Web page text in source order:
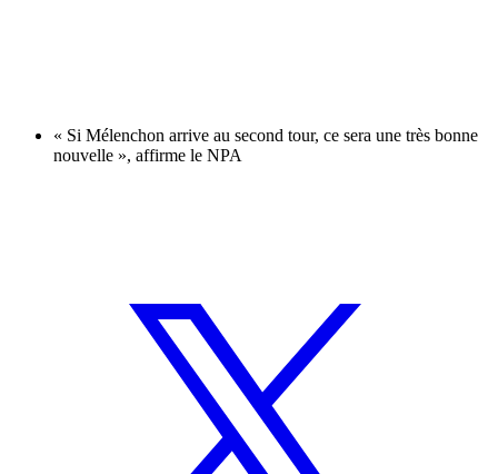
« Si Mélenchon arrive au second tour, ce sera une très bonne
nouvelle », affirme le NPA